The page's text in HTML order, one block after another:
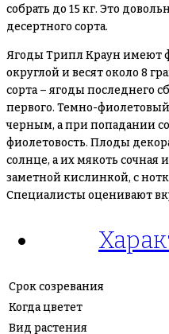
собрать до 15 кг. Это
десертного сорта.
Ягоды Трипл Краун имеют
округлой и весят около 8
сорта – ягоды последнего
первого. Темно-
черным, а при попадании
фиолетовость. Плоды
солнце, а их мякоть сочная
заметной кислинкой, с
Специалисты оценивают
Срок созревания
Когда цветет
Вид растения